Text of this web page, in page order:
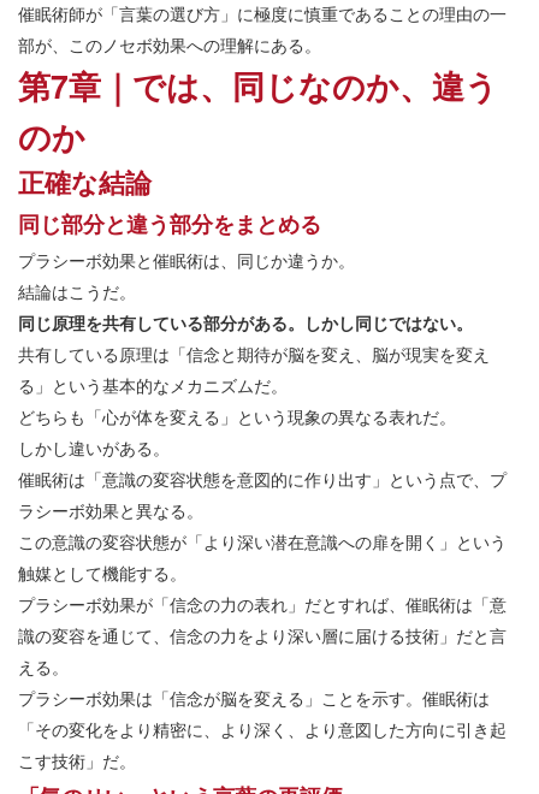
催眠術師が「言葉の選び方」に極度に慎重であることの理由の一
部が、このノセボ効果への理解にある。
第7章｜では、同じなのか、違う
のか
正確な結論
同じ部分と違う部分をまとめる
プラシーボ効果と催眠術は、同じか違うか。
結論はこうだ。
同じ原理を共有している部分がある。しかし同じではない。
共有している原理は「信念と期待が脳を変え、脳が現実を変え
る」という基本的なメカニズムだ。
どちらも「心が体を変える」という現象の異なる表れだ。
しかし違いがある。
催眠術は「意識の変容状態を意図的に作り出す」という点で、プ
ラシーボ効果と異なる。
この意識の変容状態が「より深い潜在意識への扉を開く」という
触媒として機能する。
プラシーボ効果が「信念の力の表れ」だとすれば、催眠術は「意
識の変容を通じて、信念の力をより深い層に届ける技術」だと言
える。
プラシーボ効果は「信念が脳を変える」ことを示す。催眠術は
「その変化をより精密に、より深く、より意図した方向に引き起
こす技術」だ。